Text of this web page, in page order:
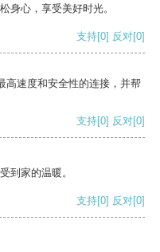
身心，享受美好时光。
支持[0] 反对[0]
高速度和安全性的连接，并帮
支持[0] 反对[0]
到家的温暖。
支持[0] 反对[0]